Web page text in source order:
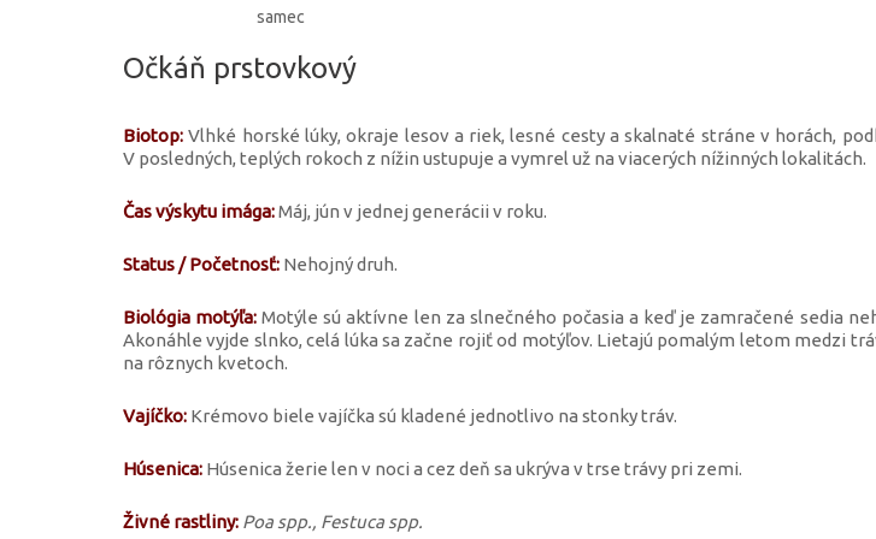
samec
Očkáň prstovkový
Biotop: Vlhké horské lúky, okraje lesov a riek, lesné cesty a skalnaté stráne v horách,
V posledných, teplých rokoch z nížin ustupuje a vymrel už na viacerých nížinných lokalitách.
Čas výskytu imága:Máj, jún v jednej generácii v roku.
Status / Početnosť: Nehojný druh.
Biológia motýľa: Motýle sú aktívne len za slnečného počasia a keď je zamračené sedia
Akonáhle vyjde slnko, celá lúka sa začne rojiť od motýľov. Lietajú pomalým letom medzi
na rôznych kvetoch.
Vajíčko: Krémovo biele vajíčka sú kladené jednotlivo na stonky tráv.
Húsenica: Húsenica žerie len v noci a cez deň sa ukrýva v trse trávy pri zemi.
Živné rastliny: Poa spp., Festuca spp.